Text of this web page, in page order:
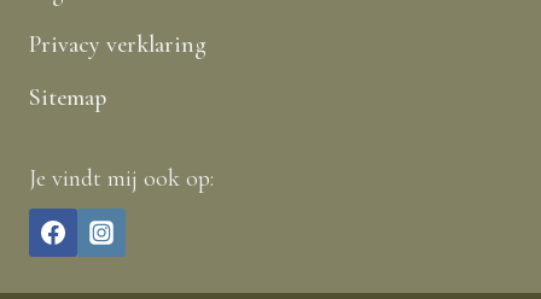
Privacy verklaring
Sitemap
Je vindt mij ook op: